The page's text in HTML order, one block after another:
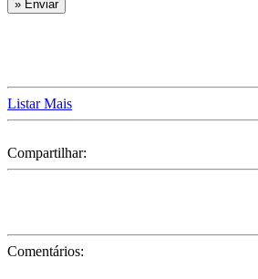
Listar Mais
Compartilhar:
Comentários: